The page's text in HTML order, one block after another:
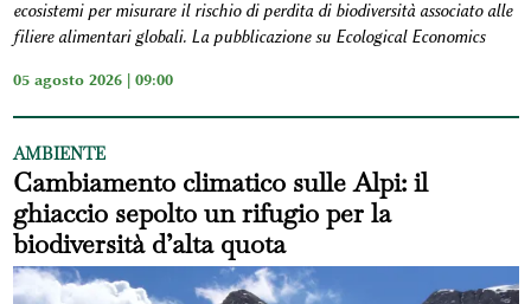
ecosistemi per misurare il rischio di perdita di biodiversità associato alle
filiere alimentari globali. La pubblicazione su Ecological Economics
05 agosto 2026 | 09:00
AMBIENTE
Cambiamento climatico sulle Alpi: il
ghiaccio sepolto un rifugio per la
biodiversità d’alta quota